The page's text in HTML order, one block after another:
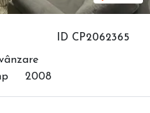
ID CP2062365
2008